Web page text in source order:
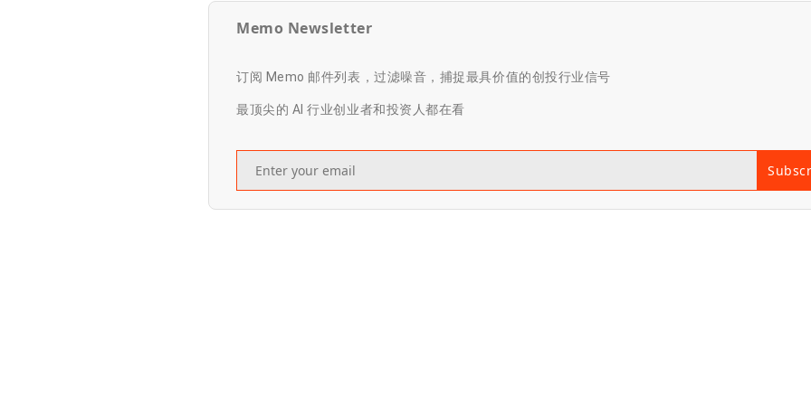
Memo Newsletter
订阅 Memo 邮件列表，过滤噪音，捕捉最具价值的创投行业信号
最顶尖的 AI 行业创业者和投资人都在看